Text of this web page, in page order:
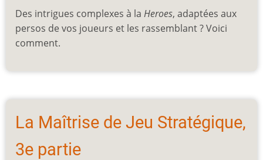
Des intrigues complexes à la Heroes, adaptées aux
persos de vos joueurs et les rassemblant ? Voici
comment.
La Maîtrise de Jeu Stratégique,
3e partie